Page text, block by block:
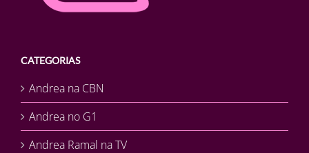
CATEGORIAS
Andrea na CBN
Andrea no G1
Andrea Ramal na TV